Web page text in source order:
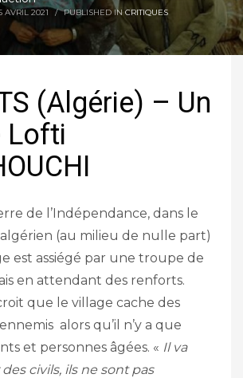
AVRIL 2021 / PUBLISHED INCRITIQUES
(Algérie) – Un
Lofti
de l’Indépendance, dans le
(au milieu de nulle part)
est assiégé par une troupe de
en attendant des renforts.
que le village cache des
alors qu’il n’y a que
et personnes âgées. « Il va
civils, ils ne sont pas